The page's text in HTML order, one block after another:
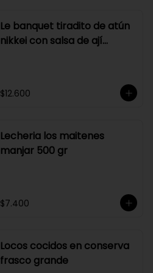
Le banquet tiradito de atún
nikkei con salsa de ají
$12.600
Lecheria los maitenes
manjar 500 gr
$7.400
Locos cocidos en conserva
frasco grande